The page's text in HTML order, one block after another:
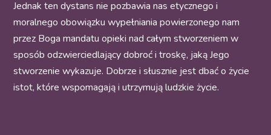
Jednak ten dystans nie pozbawia nas etycznego i
moralnego obowiązku wypełniania powierzonego nam
przez Boga mandatu opieki nad całym stworzeniem w
sposób odzwierciedlający dobroć i troskę, jaką Jego
stworzenie wykazuje. Dobrze i słusznie jest dbać o życie
istot, które wspomagają i utrzymują ludzkie życie.